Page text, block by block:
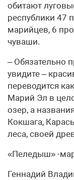
обитают
республики 47
марийцев, 6
чуваши.
– Обязательно
увидите –
переводится
Марий Эл в
озер, а
Кокшага,
леса, своей
«Пеледыш» -
Геннадий